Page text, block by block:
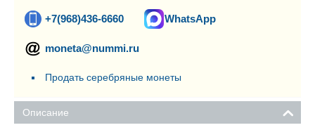
+7(968)436-6660 WhatsApp
moneta@nummi.ru
Продать серебряные монеты
Описание